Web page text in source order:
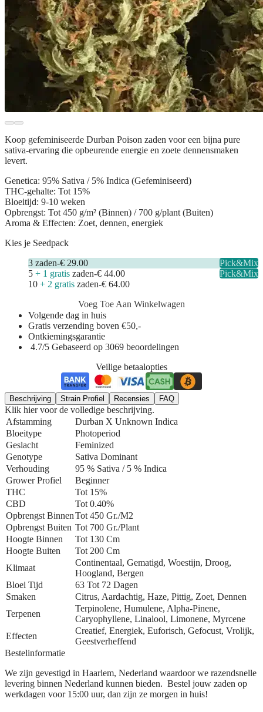
Koop gefeminiseerde Durban Poison zaden voor een bijna pure
sativa-ervaring die opbeurende energie en zoete dennensmaken
levert.
Genetica: 95% Sativa / 5% Indica (Gefeminiseerd)
THC-gehalte: Tot 15%
Bloeitijd: 9-10 weken
Opbrengst: Tot 450 g/m² (Binnen) / 700 g/plant (Buiten)
Aroma & Effecten: Zoet, dennen, energiek
Kies je Seedpack
3 zaden-€ 29.00
Pick&Mix
5 + 1 gratis zaden-€ 44.00
Pick&Mix
10 + 2 gratis zaden-€ 64.00
Voeg Toe Aan Winkelwagen
Volgende dag in huis
Gratis verzending boven €50,-
Ontkiemingsgarantie
4.7/5 Gebaseerd op 3069 beoordelingen
Veilige betaalopties
Beschrijving Strain Profiel Recensies FAQ
Klik hier voor de volledige beschrijving.
Afstamming
Durban X Unknown Indica
Bloeitype
Photoperiod
Geslacht
Feminized
Genotype
Sativa Dominant
Verhouding
95 % Sativa / 5 % Indica
Grower Profiel
Beginner
THC
Tot 15%
CBD
Tot 0.40%
Opbrengst BinnenTot 450 Gr./m2
Opbrengst Buiten Tot 700 Gr./plant
Hoogte Binnen
Tot 130 Cm
Hoogte Buiten
Tot 200 Cm
Klimaat
Continentaal, Gematigd, Woestijn, Droog,
Hoogland, Bergen
Bloei Tijd
63 Tot 72 Dagen
Smaken
Citrus, Aardachtig, Haze, Pittig, Zoet, Dennen
Terpenen
Terpinolene, Humulene, Alpha-Pinene,
Caryophyllene, Linalool, Limonene, Myrcene
Effecten
Creatief, Energiek, Euforisch, Gefocust, Vrolijk,
Geestverheffend
Bestelinformatie
We zijn gevestigd in Haarlem, Nederland waardoor we razendsnelle
levering binnen Nederland kunnen bieden. Bestel jouw zaden op
werkdagen voor 15:00 uur, dan zijn ze morgen in huis!